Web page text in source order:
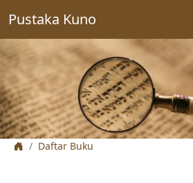
Pustaka Kuno
Daftar Buku